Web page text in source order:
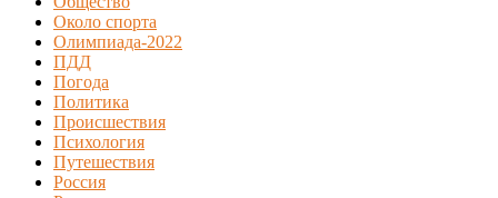
Около спорта
Олимпиада-2022
ПДД
Погода
Политика
Происшествия
Психология
Путешествия
Россия